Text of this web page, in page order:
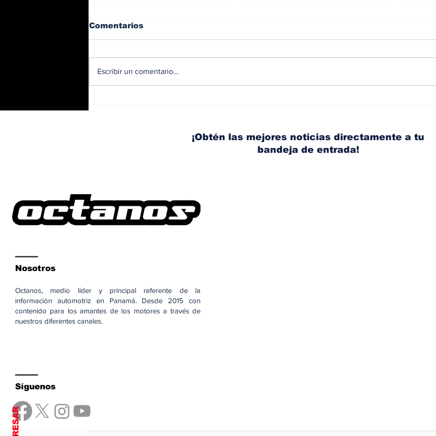
Comentarios
Escribir un comentario...
¡Obtén las mejores noticias directamente a tu
bandeja de entrada!
Nosotros
Octanos, medio líder y principal referente de la
información automotriz en Panamá. Desde 2015 con
contenido para los amantes de los motores a través de
nuestros diferentes canales.
Síguenos